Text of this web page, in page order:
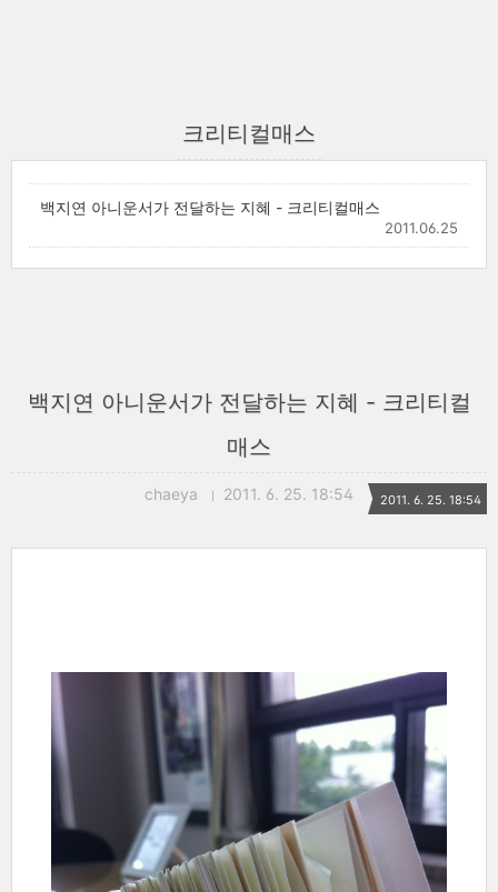
크리티컬매스
백지연 아니운서가 전달하는 지혜 - 크리티컬매스
2011.06.25
백지연 아니운서가 전달하는 지혜 - 크리티컬
매스
chaeya 2011. 6. 25. 18:54 2011. 6. 25. 18:54